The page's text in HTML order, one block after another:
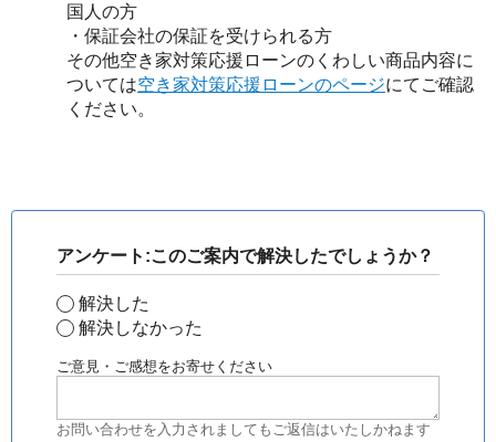
国人の方
・保証会社の保証を受けられる方
その他空き家対策応援ローンのくわしい商品内容に
ついては空き家対策応援ローンのページにてご確認
ください。
アンケート:このご案内で解決したでしょうか？
解決した
解決しなかった
ご意見・ご感想をお寄せください
お問い合わせを入力されましてもご返信はいたしかねます